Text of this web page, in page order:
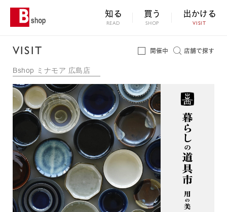
知る
READ
買う
SHOP
出かける
VISIT
VISIT 開催中 店舗で探す
Bshop ミナモア 広島店